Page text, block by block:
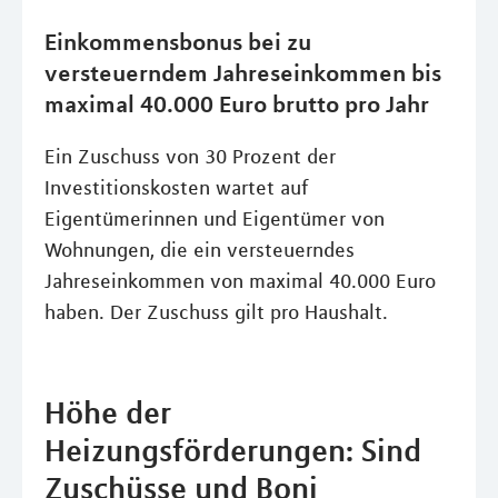
Einkommensbonus bei zu
versteuerndem Jahreseinkommen bis
maximal 40.000 Euro brutto pro Jahr
Ein Zuschuss von 30 Prozent der
Investitionskosten wartet auf
Eigentümerinnen und Eigentümer von
Wohnungen, die ein versteuerndes
Jahreseinkommen von maximal 40.000 Euro
haben. Der Zuschuss gilt pro Haushalt.
Höhe der
Heizungsförderungen: Sind
Zuschüsse und Boni